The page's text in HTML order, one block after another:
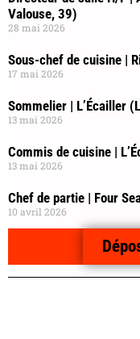
Valouse, 39)
28 mai 2026
Sous-chef de cuisine |
17 mai 2026
Sommelier | L’Écailler
13 mai 2026
Commis de cuisine |
13 mai 2026
Chef de partie | Four
10 avril 2026